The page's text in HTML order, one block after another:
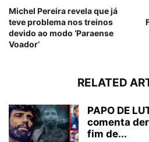
Michel Pereira revela que já
teve problema nos treinos
devido ao modo ‘Paraense
Voador’
RELATED
PAPO DE
comenta
fim de...